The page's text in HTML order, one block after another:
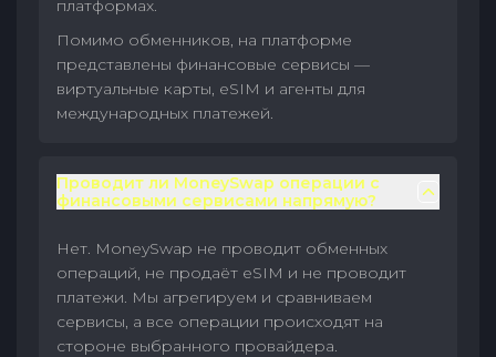
платформах.
Помимо обменников, на платформе
представлены финансовые сервисы —
виртуальные карты, eSIM и агенты для
международных платежей.
Проводит ли MoneySwap операции с
финансовыми сервисами напрямую?
Нет. MoneySwap не проводит обменных
операций, не продаёт eSIM и не проводит
платежи. Мы агрегируем и сравниваем
сервисы, а все операции происходят на
стороне выбранного провайдера.